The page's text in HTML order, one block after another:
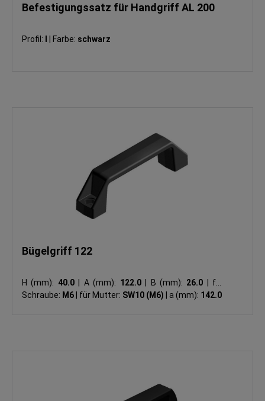
Befestigungssatz für Handgriff AL 200
Profil: Farbe: schwarz
Bügelgriff 122
H (mm): 40.0 A (mm): 122.0 B (mm): 26.0
für
Schraube: M6 für Mutter: SW10 (M6) a (mm): 142.0